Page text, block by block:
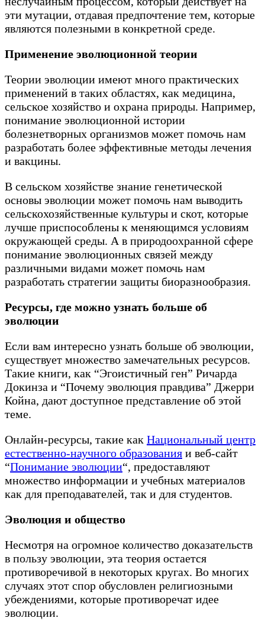
эти мутации, отдавая предпочтение тем, которые
являются полезными в конкретной среде.
Применение эволюционной теории
Теории эволюции имеют много практических
применений в таких областях, как медицина,
сельское хозяйство и охрана природы. Например,
понимание эволюционной истории
болезнетворных организмов может помочь нам
разработать более эффективные методы лечения
и вакцины.
В сельском хозяйстве знание генетической
основы эволюции может помочь нам выводить
сельскохозяйственные культуры и скот, которые
лучше приспособлены к меняющимся условиям
окружающей среды. А в природоохранной сфере
понимание эволюционных связей между
различными видами может помочь нам
разработать стратегии защиты биоразнообразия.
Ресурсы, где можно узнать больше об
эволюции
Если вам интересно узнать больше об эволюции,
существует множество замечательных ресурсов.
Такие книги, как “Эгоистичный ген” Ричарда
Докинза и “Почему эволюция правдива” Джерри
Койна, дают доступное представление об этой
теме.
Онлайн-ресурсы, такие как Национальный центр
естественно-научного образования и веб-сайт
“Понимание эволюции“, предоставляют
множество информации и учебных материалов
как для преподавателей, так и для студентов.
Эволюция и общество
Несмотря на огромное количество доказательств
в пользу эволюции, эта теория остается
противоречивой в некоторых кругах. Во многих
случаях этот спор обусловлен религиозными
убеждениями, которые противоречат идее
эволюции.